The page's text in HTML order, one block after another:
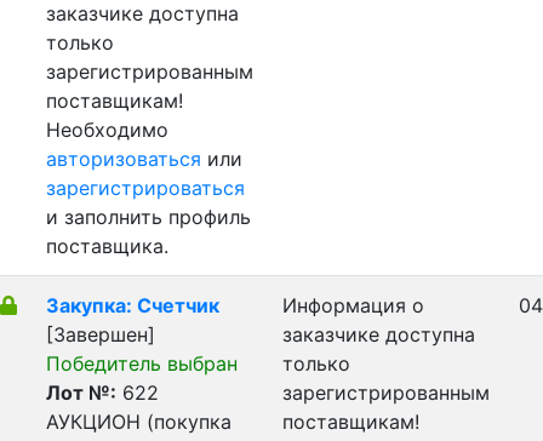
заказчике доступна
только
зарегистрированным
поставщикам!
Необходимо
авторизоваться или
зарегистрироваться
и заполнить профиль
поставщика.
Закупка: Счетчик
[Завершен]
Победитель выбран
Лот №: 622
АУКЦИОН (покупка
Информация о
заказчике доступна
только
зарегистрированным
поставщикам!